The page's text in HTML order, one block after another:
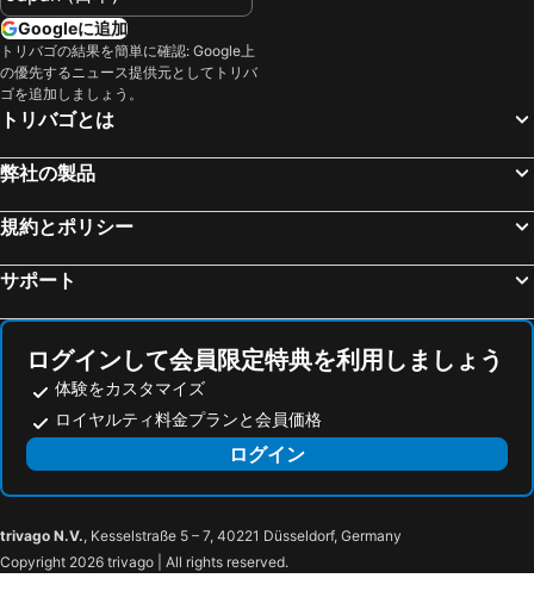
グローセンブローデ, pet friendly hotels
オーストゼーバートラーベ, pet friendly hotels
ヴァンゲルス, pet friendly hotels
ジークスドルフ, pet friendly hotels
Heringsdorf, pet friendly hotels
Schönkirchen, pet friendly hotels
Panker, pet friendly hotels
ライズドルフ, pet friendly hotels
Rastorf, pet friendly hotels
Süsel, pet friendly hotels
Wendtorf, pet friendly hotels
Sulsdorf, pet friendly hotels
Googleに追加
トリバゴの結果を簡単に確認: Google上
の優先するニュース提供元としてトリバ
ゴを追加しましょう。
トリバゴとは
弊社の製品
規約とポリシー
サポート
ログインして会員限定特典を利用しましょう
体験をカスタマイズ
ロイヤルティ料金プランと会員価格
ログイン
trivago N.V., Kesselstraße 5 – 7, 40221 Düsseldorf, Germany
Copyright 2026 trivago | All rights reserved.